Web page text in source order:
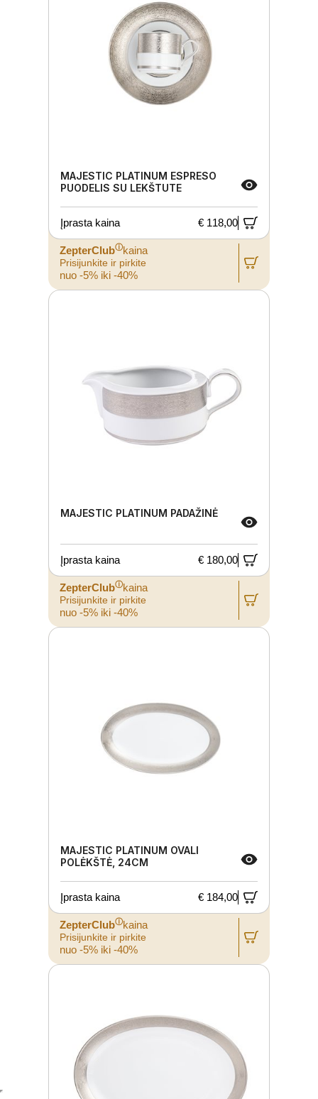
MAJESTIC PLATINUM ESPRESO
PUODELIS SU LEKŠTUTE
Įprasta kaina € 118,00
ZepterClubⓘkaina
Prisijunkite ir pirkite
nuo -5% iki -40%
MAJESTIC PLATINUM PADAŽINĖ
Įprasta kaina € 180,00
ZepterClubⓘkaina
Prisijunkite ir pirkite
nuo -5% iki -40%
MAJESTIC PLATINUM OVALI
POLĖKŠTĖ, 24CM
Įprasta kaina € 184,00
ZepterClubⓘkaina
Prisijunkite ir pirkite
nuo -5% iki -40%